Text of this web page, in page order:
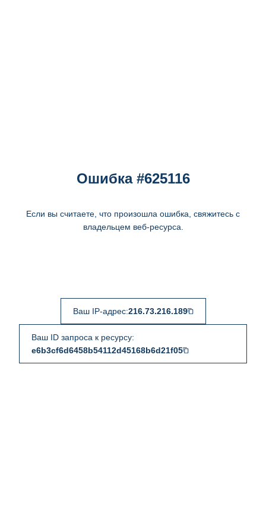
Ошибка #625116
Если вы считаете, что произошла ошибка, свяжитесь с
владельцем веб-ресурса.
Ваш IP-адрес:216.73.216.189
Ваш ID запроса к ресурсу:
e6b3cf6d6458b54112d45168b6d21f05